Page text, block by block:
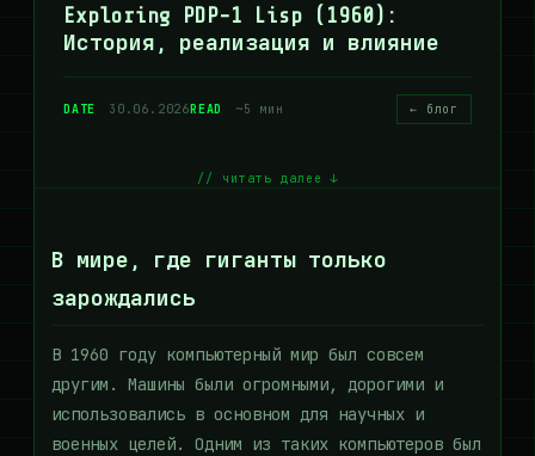
Exploring PDP-1 Lisp (1960):
История, реализация и влияние
DATE 30.06.2026READ ~5 мин ← блог
// читать далее ↓
В мире, где гиганты только
зарождались
В 1960 году компьютерный мир был совсем
другим. Машины были огромными, дорогими и
использовались в основном для научных и
военных целей. Одним из таких компьютеров был